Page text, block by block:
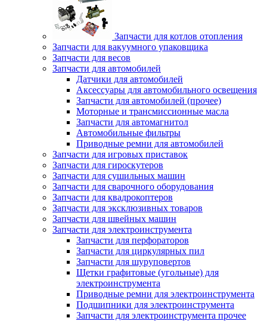
Запчасти для котлов отопления
Запчасти для вакуумного упаковщика
Запчасти для весов
Запчасти для автомобилей
Датчики для автомобилей
Аксессуары для автомобильного освещения
Запчасти для автомобилей (прочее)
Моторные и трансмиссионные масла
Запчасти для автомагнитол
Автомобильные фильтры
Приводные ремни для автомобилей
Запчасти для игровых приставок
Запчасти для гироскутеров
Запчасти для сушильных машин
Запчасти для сварочного оборудования
Запчасти для квадрокоптеров
Запчасти для эксклюзивных товаров
Запчасти для швейных машин
Запчасти для электроинструмента
Запчасти для перфораторов
Запчасти для циркулярных пил
Запчасти для шуруповертов
Щетки графитовые (угольные) для
электроинструмента
Приводные ремни для электроинструмента
Подшипники для электроинструмента
Запчасти для электроинструмента прочее